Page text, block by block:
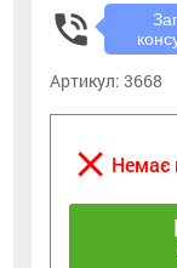
phone_in_talk
Артикул:3668
close Немає